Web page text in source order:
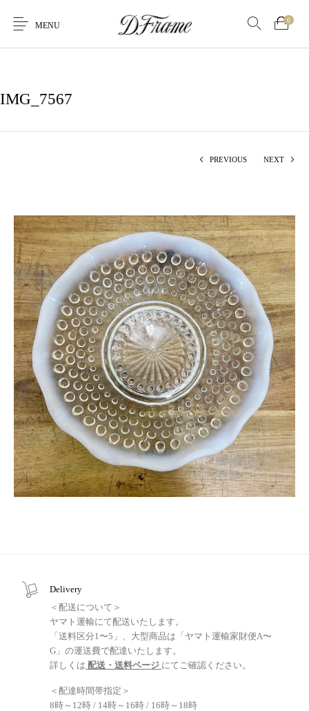
MENU
0
IMG_7567
PREVIOUS NEXT
Delivery
＜配送について＞
ヤマト運輸にて配送いたします。
「送料区分1〜5」、大型商品は「ヤマト運輸家財便A〜
G」の運送費で配達いたします。
詳しくは 配送・送料ページ にてご確認ください。
＜配達時間帯指定＞
8時～12時 / 14時～16時 / 16時～18時